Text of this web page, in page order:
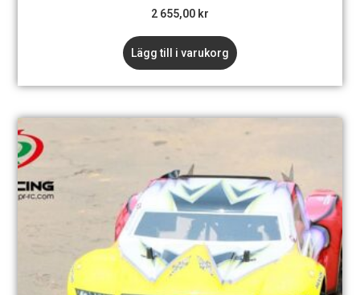
2 655,00 kr
Lägg till i varukorg